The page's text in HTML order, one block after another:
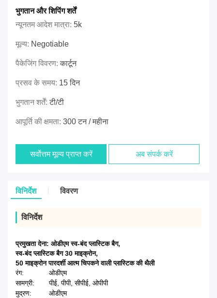
भुगतान और शिपिंग शर्तें
न्यूनतम आदेश मात्रा: 5k
मूल्य: Negotiable
पैकेजिंग विवरण:कार्टून
प्रसव के समय: 15 दिन
भुगतान शर्तें:टी/टी
आपूर्ति की क्षमता: 300 टन / महीना
सर्वोत्तम मूल्य प्राप्त करें अब संपर्क करें
विनिर्देश विवरण
विनिर्देश
प्रमुखता देना: ओडीएम स्व-बंद प्लास्टिक बैग,
स्व-बंद प्लास्टिक बैग 30 माइक्रोन,
50 माइक्रोन पारदर्शी आत्म चिपकने वाली प्लास्टिक की थैली
रंग:
ओडीएम
सामग्री:
पीई, पीपी, सीपीई, ओपीपी
मुद्रण:
ओडीएम